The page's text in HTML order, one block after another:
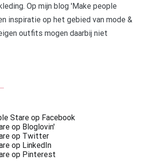
Op mijn blog 'Make people
inspiratie op het gebied van mode &
outfits mogen daarbij niet